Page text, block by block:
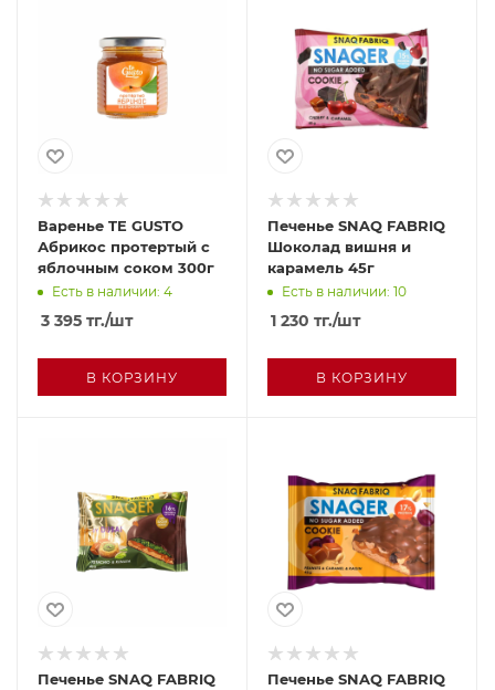
Варенье TE GUSTO
Абрикос протертый с
яблочным соком 300г
Есть в наличии: 4
3 395 тг./шт
В КОРЗИНУ
Печенье SNAQ FABRIQ
Шоколад вишня и
карамель 45г
Есть в наличии: 10
1 230 тг./шт
В КОРЗИНУ
Печенье SNAQ FABRIQ
Печенье SNAQ FABRIQ